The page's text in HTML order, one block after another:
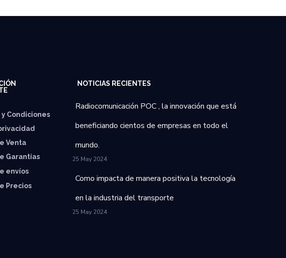
Condiciones
Venta
Garantías
envíos
Precios
NOTICIAS RECIENTES
Radiocomunicación POC , la innovación que está
beneficiando cientos de empresas en todo el
mundo.
25 May 2024
Como impacta de manera positiva la tecnología
en la industria del transporte
25 May 2024